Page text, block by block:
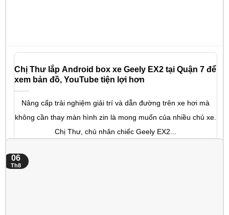
Chị Thư lắp Android box xe Geely EX2 tại Quận 7 để
xem bản đồ, YouTube tiện lợi hơn
Nâng cấp trải nghiệm giải trí và dẫn đường trên xe hơi mà
không cần thay màn hình zin là mong muốn của nhiều chủ xe.
Chị Thư, chủ nhân chiếc Geely EX2...
06
Th8